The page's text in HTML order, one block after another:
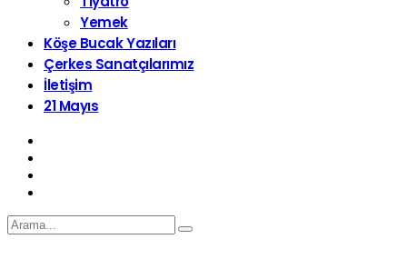
Yemek
Köşe Bucak Yazıları
Çerkes Sanatçılarımız
İletişim
21 Mayıs